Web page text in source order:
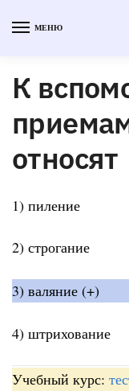
МЕНЮ
К
относят
1) пиление
2) строгание
3) валяние (+)
4) штрихование
Учебный курс: